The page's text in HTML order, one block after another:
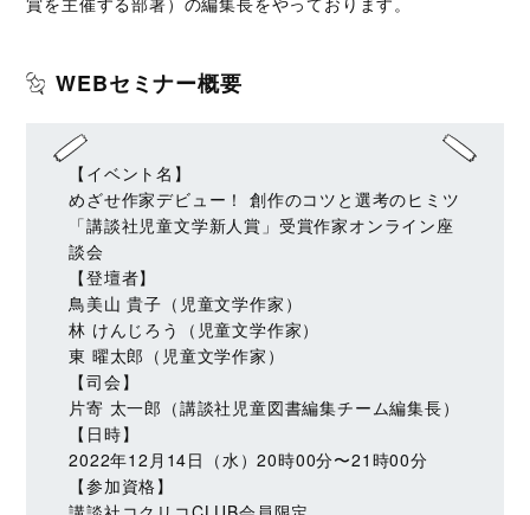
WEBセミナー概要
【イベント名】
めざせ作家デビュー！ 創作のコツと選考のヒミツ
「講談社児童文学新人賞」受賞作家オンライン座
談会
【登壇者】
鳥美山 貴子（児童文学作家）
林 けんじろう（児童文学作家）
東 曜太郎（児童文学作家）
【司会】
片寄 太一郎（講談社児童図書編集チーム編集長）
【日時】
2022年12月14日（水）20時00分〜21時00分
【参加資格】